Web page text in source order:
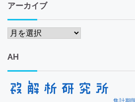
アーカイブ
ア
カ
イ
AH